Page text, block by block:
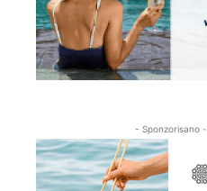
- Sponzorisano -